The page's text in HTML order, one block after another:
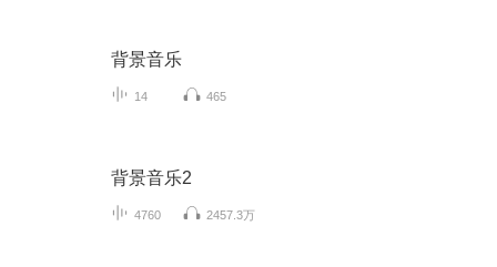
背景音乐
14 465
背景音乐2
4760 2457.3万